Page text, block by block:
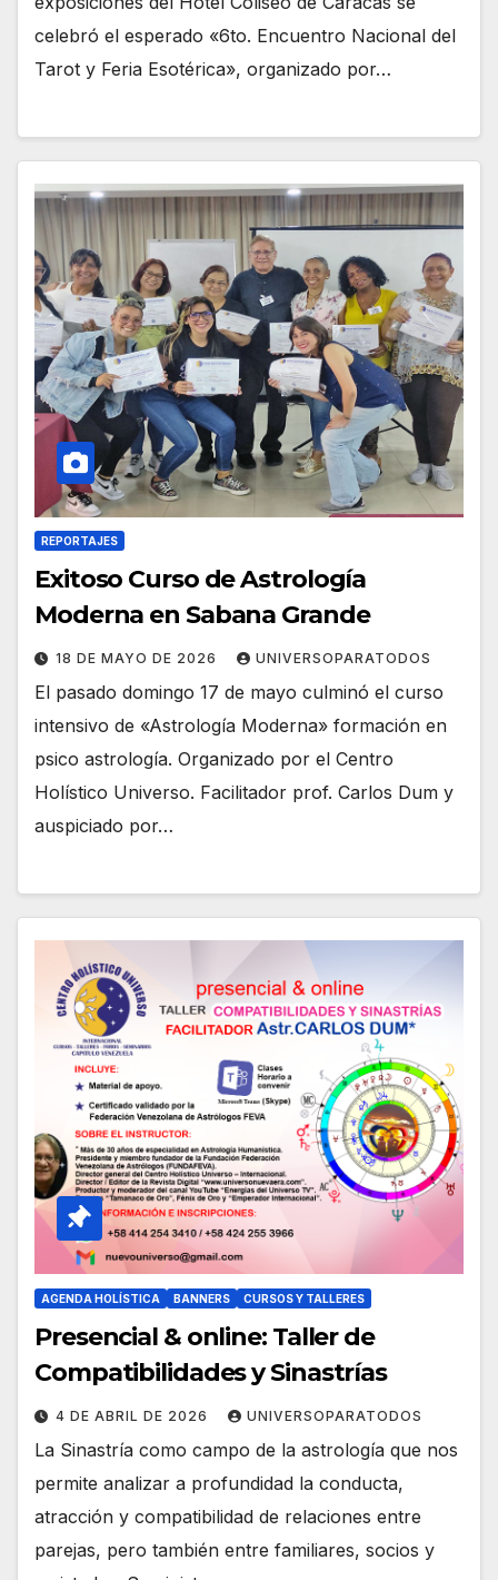
celebró el esperado «6to. Encuentro Nacional del
Tarot y Feria Esotérica», organizado por…
REPORTAJES
Exitoso Curso de Astrología
Moderna en Sabana Grande
18 DE MAYO DE 2026 UNIVERSOPARATODOS
El pasado domingo 17 de mayo culminó el curso
intensivo de «Astrología Moderna» formación en
psico astrología. Organizado por el Centro
Holístico Universo. Facilitador prof. Carlos Dum y
auspiciado por…
AGENDA HOLÍSTICA BANNERS CURSOS Y TALLERES
Presencial & online: Taller de
Compatibilidades y Sinastrías
4 DE ABRIL DE 2026 UNIVERSOPARATODOS
La Sinastría como campo de la astrología que nos
permite analizar a profundidad la conducta,
atracción y compatibilidad de relaciones entre
parejas, pero también entre familiares, socios y